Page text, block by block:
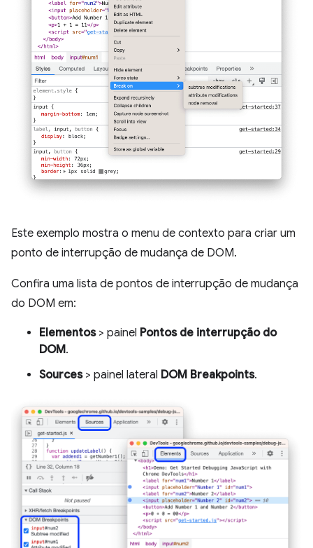
Este exemplo mostra o menu de contexto para criar um
ponto de interrupção de mudança de DOM.
Confira uma lista de pontos de interrupção de mudança
do DOM em:
Elementos> painel Pontos de interrupção do
DOM.
Sources> painel lateral DOM Breakpoints.